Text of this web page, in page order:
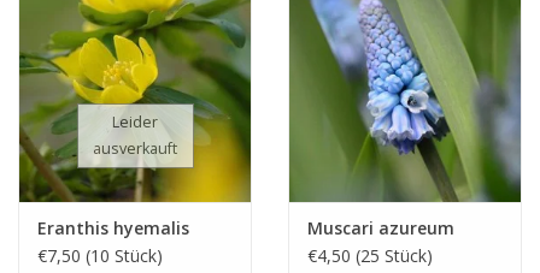
Leider
ausverkauft
Eranthis hyemalis
€7,50 (10 Stück)
Muscari azureum
€4,50 (25 Stück)